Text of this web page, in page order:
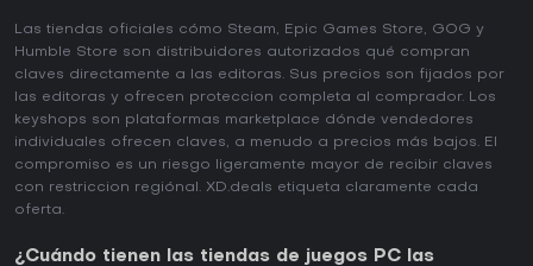
Las tiendas oficiales cómo Steam, Epic Games Store, GOG y
Humble Store son distribuidores autorizados qué compran
claves directamente a las editoras. Sus precios son fijados por
las editoras y ofrecen proteccion completa al comprador. Los
keyshops son plataformas marketplace dónde vendedores
individuales ofrecen claves, a menudo a precios más bajos. El
compromiso es un riesgo ligeramente mayor de recibir claves
con restriccion regiónal. XD.deals etiqueta claramente cada
oferta.
¿Cuándo tienen las tiendas de juegos PC las